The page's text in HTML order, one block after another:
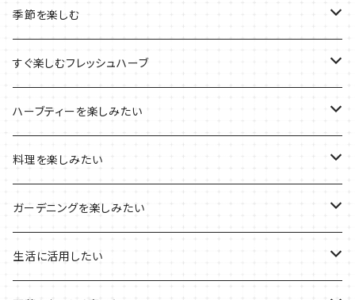
ルーツポーチの栽培キット
ブリキプランターの栽培キット
木製プランターの栽培キット
プラ製プランターの栽培キット
その他のプランターの栽培キット
農場長おすすめセット
おすすめの寄せ植え
季節を楽しむ
2022年のお正月
2022年の母の日
2021年の敬老の日
2021年のハロウィン
2021年のクリスマス
すぐ楽しむフレッシュハーブ
ハーブミックス
ハーブブーケ
フレッシュハーブ
ハーブティーを楽しみたい
ハーブティーの定番ハーブ
リラックスしたい時に
シャキッとしたい時に
料理を楽しみたい
料理の定番ハーブ
イタリア料理に
ガーデニングを楽しみたい
花を楽しみたい
生活に活用したい